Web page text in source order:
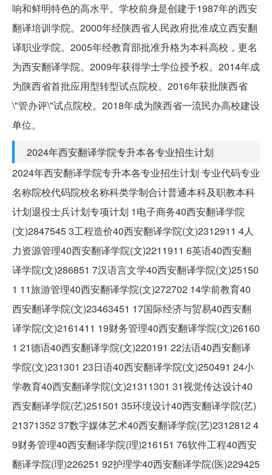
响和鲜明特色的高水平。学校前身是创建于1987年的西安
翻译培训学院。2000年经陕西省人民政府批准成立西安翻
译职业学院。2005年经教育部批准升格为本科高校，更名
为西安翻译学院。2009年获得学士学位授予权。2014年成
为陕西省首批应用型转型试点院校。2016年获批陕西省
\"管办评\"试点院校。2018年成为陕西省一流民办高校建设
单位。
2024年西安翻译学院专升本各专业招生计划
2024年西安翻译学院专升本各专业招生计划 专业代码专业
名称院校代码院校名称科类学制合计普通本科及职教本科
计划退役士兵计划专项计划 1电子商务40西安翻译学院
(文)2847545 3工程造价40西安翻译学院(文)2312911 4人
力资源管理40西安翻译学院(文)2211911 6英语40西安翻
译学院(文)286851 7汉语言文学40西安翻译学院(文)25150
1 11旅游管理40西安翻译学院(文)272702 14学前教育40
西安翻译学院(文)23463451 17国际经济与贸易40西安翻
译学院(文)2161411 19财务管理40西安翻译学院(文)26160
1 21德语40西安翻译学院(文)220191 22法语40西安翻译
学院(文)231301 23日语40西安翻译学院(文)250491 24小
学教育40西安翻译学院(文)21311301 31视觉传达设计40
西安翻译学院(艺)251501 35环境设计40西安翻译学院(艺)
21371352 37数字媒体艺术40西安翻译学院(艺)2312812 4
9财务管理40西安翻译学院(理)216151 76软件工程40西安
翻译学院(理)226251 92护理学40西安翻译学院(医)229425